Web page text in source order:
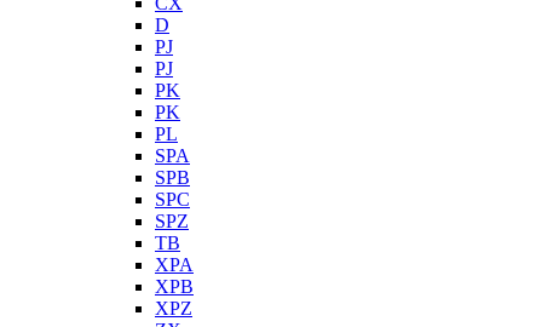
D
PJ
PJ
PK
PK
PL
SPA
SPB
SPC
SPZ
TB
XPA
XPB
XPZ